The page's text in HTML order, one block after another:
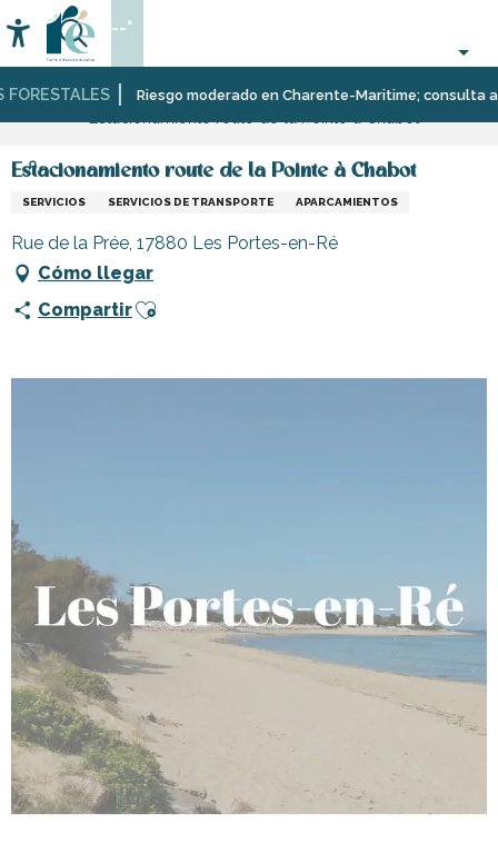
au
contenu
principal
Riesgo moderado en Charente-Maritime; consulta
Accessibilité
Buscar
--°
Página Web InfórmeseTiendasTiendas
Estacionamiento route de la Pointe à Chabot
SERVICIOS SERVICIOS DE TRANSPORTE APARCAMIENTOS
Rue de la Prée, 17880 Les Portes-en-Ré
Cómo llegar
CompartirAjouter aux favoris